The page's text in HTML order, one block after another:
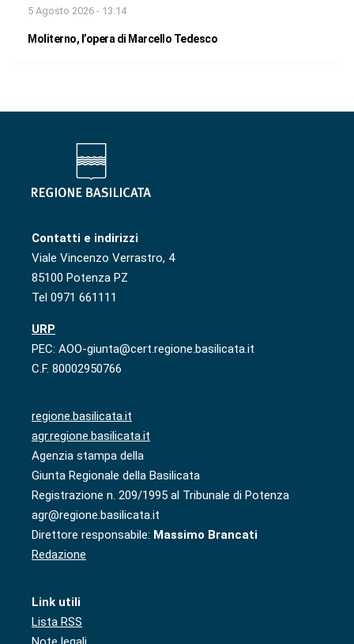
5 Agosto 2026 - 13:14
Moliterno, l’opera di Marcello Tedesco
Contatti e indirizzi
Viale Vincenzo Verrastro, 4
85100 Potenza PZ
Tel 0971 661111
URP
PEC: AOO-giunta@cert.regione.basilicata.it
C.F. 80002950766
regione.basilicata.it
agr.regione.basilicata.it
Agenzia stampa della
Giunta Regionale della Basilicata
Registrazione n. 209/1995 al Tribunale di Potenza
agr@regione.basilicata.it
Direttore responsabile: Massimo Brancati
Redazione
Link utili
Lista RSS